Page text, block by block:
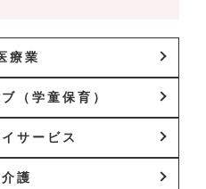
療業
（学童保育）
サービス
護